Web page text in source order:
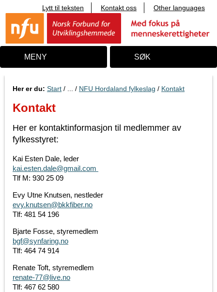
i
n
o
Lytt til teksten Kontakt oss Other languages
MENY SØK
Her er du: Start / ... / NFU Hordaland fylkeslag / Kontakt
Kontakt
Her er kontaktinformasjon til medlemmer av
fylkesstyret:
Kai Esten Dale, leder
kai.esten.dale@gmail.com
Tlf M: 930 25 09
Evy Utne Knutsen, nestleder
evy.knutsen@bkkfiber.no
Tlf: 481 54 196
Bjarte Fosse, styremedlem
bgf@synfaring.no
Tlf: 464 74 914
Renate Toft, styremedlem
renate-77@live.no
Tlf: 467 62 580